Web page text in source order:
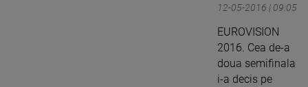
12-05-2016 | 09:05
EUROVISION
2016. Cea de-a
doua semifinala
i-a decis pe